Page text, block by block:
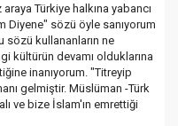
Türkiye halkına yabancı
Diyene" sözü öyle sanıyorum
sözü kullananların ne
kültürün devamı olduklarına
inanıyorum. "Titreyip
gelmiştir. Müslüman -Türk
ve bize İslam'ın emrettiği